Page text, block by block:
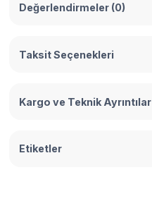
Değerlendirmeler (0)
Taksit Seçenekleri
Kargo ve Teknik Ayrıntılar
Etiketler